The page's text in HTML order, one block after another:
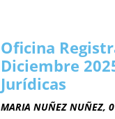
Oficina
Diciembre
Jurídicas
MARIA NUÑEZ NUÑEZ,